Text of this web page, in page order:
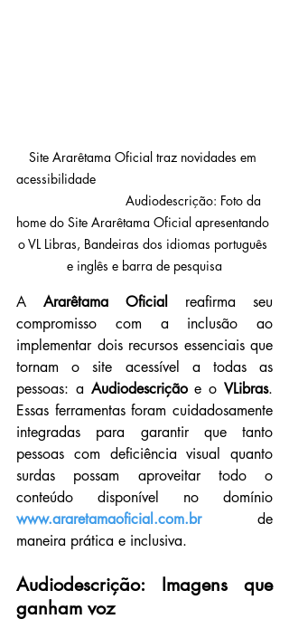
Site Ararêtama Oficial traz novidades em
acessibilidade
                            Audiodescrição: Foto da
home do Site Ararêtama Oficial apresentando
o VL Libras, Bandeiras dos idiomas português
e inglês e barra de pesquisa
A Ararêtama Oficial
reafirma seu
compromisso com a inclusão ao
implementar dois recursos essenciais que
tornam o site acessível a todas as
pessoas: a Audiodescrição e o VLibras.
Essas ferramentas foram cuidadosamente
integradas para garantir que tanto
pessoas com deficiência visual quanto
surdas possam aproveitar todo o
www.araretamaoficial.com.br de
maneira prática e inclusiva.
Audiodescrição: Imagens que
ganham voz